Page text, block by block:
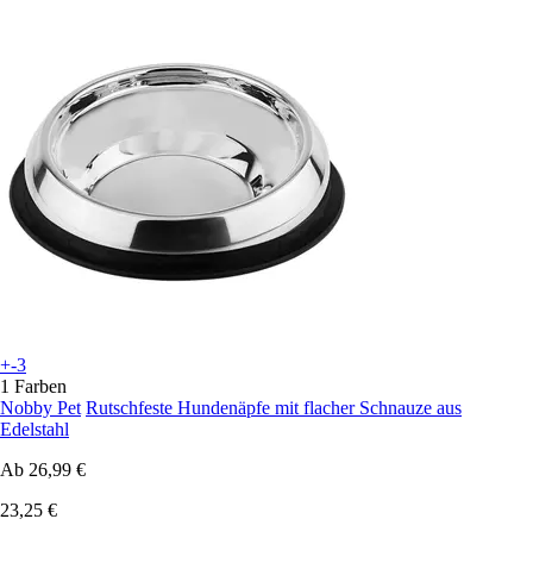
+-3
1 Farben
Nobby Pet Rutschfeste Hundenäpfe mit flacher Schnauze aus
Edelstahl
Ab 26,99 €
23,25 €